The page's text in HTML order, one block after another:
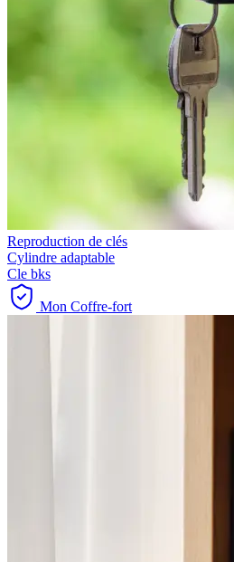
Reproduction de clés
Cylindre adaptable
Cle bks
Mon Coffre-fort